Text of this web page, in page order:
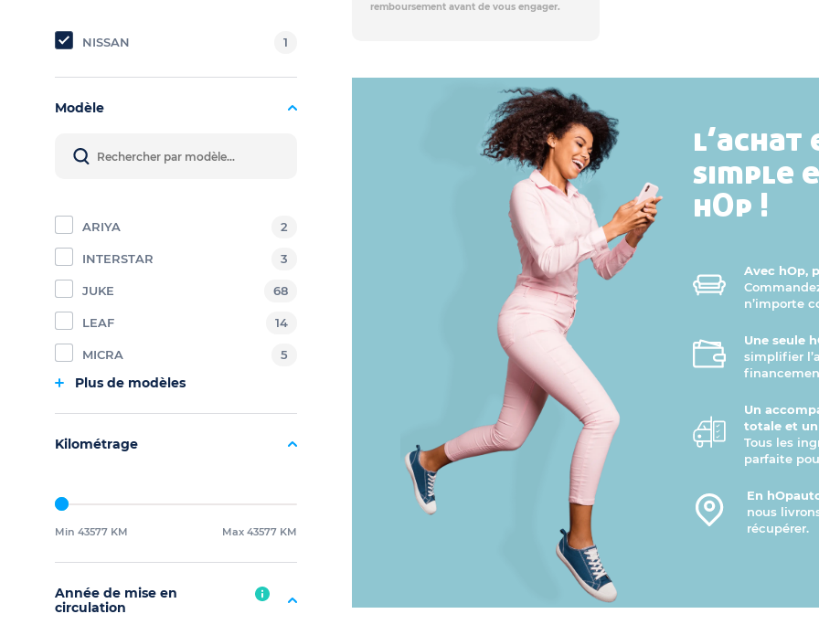
NISSAN 1
Modèle
ARIYA 2
INTERSTAR 3
JUKE 68
LEAF 14
MICRA 5
Plus de modèles
Kilométrage
Min 43577 KM Max 43577 KM
Année de mise en
circulation
remboursement avant de vous engager.
l’achat
simple
hOp !
Avec hOp,
n’importe
Une seule
simplifier
Un
totale et
Tous les
parfaite
En
nous
récupérer.